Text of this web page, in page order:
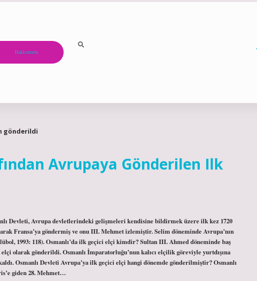
Hakkımızda
gönderildi
Avrupaya Gönderilen Ilk
Devleti, Avrupa devletlerindeki gelişmeleri kendisine bildirmek üzere ilk kez 1720
Fransa’ya göndermiş ve onu III. Mehmet izlemiştir. Selim döneminde Avrupa’nın
1993: 118). Osmanlı’da ilk geçici elçi kimdir? Sultan III. Ahmed döneminde baş
olarak gönderildi. Osmanlı İmparatorluğu’nun kalıcı elçilik göreviyle yurtdışına
Osmanlı Devleti Avrupa’ya ilk geçici elçi hangi dönemde gönderilmiştir? Osmanlı
giden 28. Mehmet…